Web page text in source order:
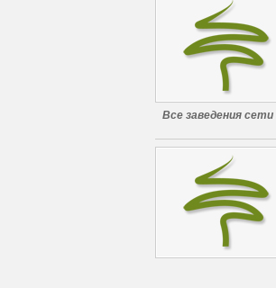
Все заведения сети